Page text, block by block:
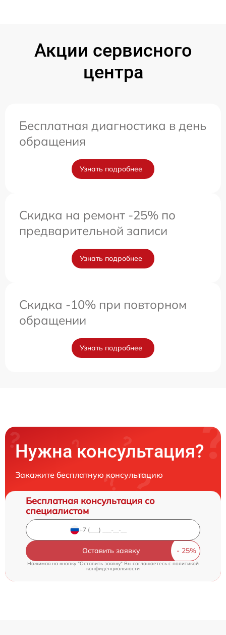
Акции сервисного
центра
Бесплатная диагностика в день
обращения
Узнать подробнее
Скидка на ремонт -25% по
предварительной записи
Узнать подробнее
Скидка -10% при повторном
обращении
Узнать подробнее
Нужна консультация?
Закажите бесплатную консультацию
Бесплатная консультация со
специалистом
Оставить заявку
Нажимая на кнопку "Оставить заявку" Вы соглашаетесь cполитикой
конфиденциальности